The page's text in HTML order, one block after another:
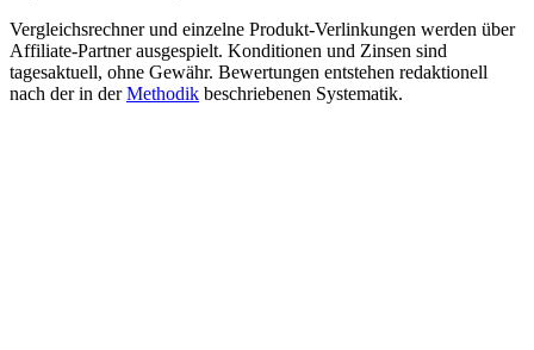
Vergleichsrechner und einzelne Produkt-Verlinkungen werden über
Affiliate-Partner ausgespielt. Konditionen und Zinsen sind
tagesaktuell, ohne Gewähr. Bewertungen entstehen redaktionell
nach der in derMethodik beschriebenen Systematik.